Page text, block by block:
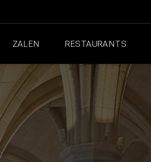
ZALEN RESTAURANTS